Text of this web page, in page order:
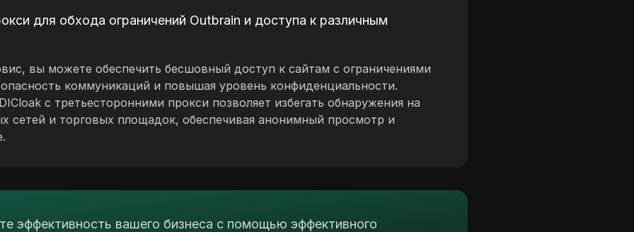
для обхода ограничений Outbrain и доступа к различным
вы можете обеспечить бесшовный доступ к сайтам с ограничениями
коммуникаций и повышая уровень конфиденциальности.
с третьесторонними прокси позволяет избегать обнаружения на
сетей и торговых площадок, обеспечивая анонимный просмотр и
эффективность вашего бизнеса с помощью эффективного